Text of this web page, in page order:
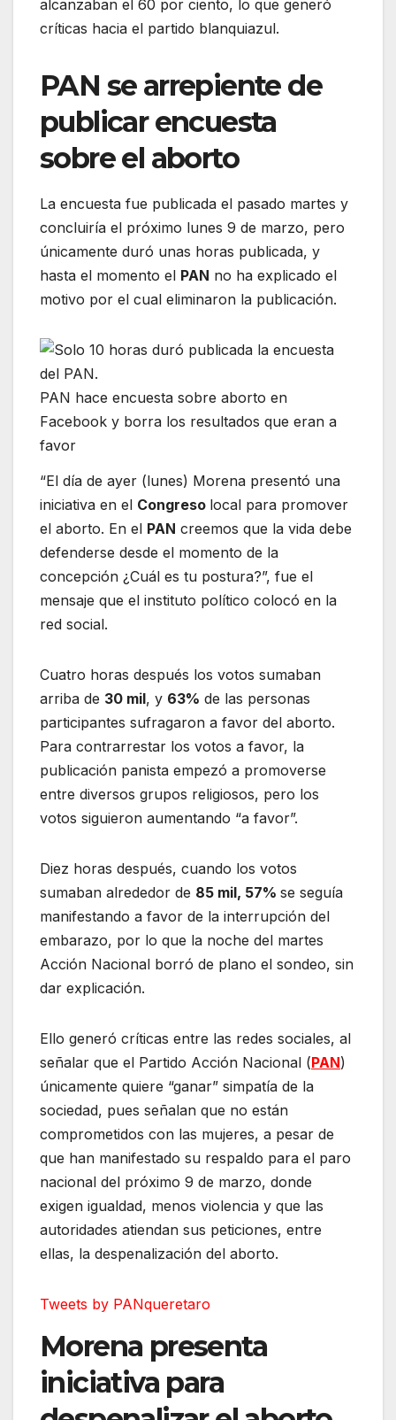
alcanzaban el 60 por ciento, lo que generó
críticas hacia el partido blanquiazul.
PAN se arrepiente de
publicar encuesta
sobre el aborto
La encuesta fue publicada el pasado martes y
concluiría el próximo lunes 9 de marzo, pero
únicamente duró unas horas publicada, y
hasta el momento el PAN no ha explicado el
motivo por el cual eliminaron la publicación.
PAN hace encuesta sobre aborto en
Facebook y borra los resultados que eran a
favor
“El día de ayer (lunes) Morena presentó una
iniciativa en el Congreso local para promover
el aborto. En el PAN creemos que la vida debe
defenderse desde el momento de la
concepción ¿Cuál es tu postura?”, fue el
mensaje que el instituto político colocó en la
red social.
Cuatro horas después los votos sumaban
arriba de 30 mil, y 63% de las personas
participantes sufragaron a favor del aborto.
Para contrarrestar los votos a favor, la
publicación panista empezó a promoverse
entre diversos grupos religiosos, pero los
votos siguieron aumentando “a favor”.
Diez horas después, cuando los votos
sumaban alrededor de 85 mil, 57% se seguía
manifestando a favor de la interrupción del
embarazo, por lo que la noche del martes
Acción Nacional borró de plano el sondeo, sin
dar explicación.
Ello generó críticas entre las redes sociales, al
señalar que el Partido Acción Nacional (PAN)
únicamente quiere “ganar” simpatía de la
sociedad, pues señalan que no están
comprometidos con las mujeres, a pesar de
que han manifestado su respaldo para el paro
nacional del próximo 9 de marzo, donde
exigen igualdad, menos violencia y que las
autoridades atiendan sus peticiones, entre
ellas, la despenalización del aborto.
Tweets by PANqueretaro
Morena presenta
iniciativa para